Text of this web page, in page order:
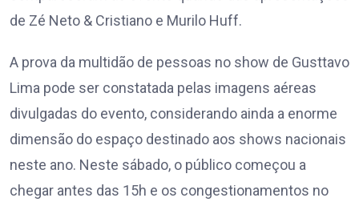
de Zé Neto & Cristiano e Murilo Huff.
A prova da multidão de pessoas no show de Gusttavo
Lima pode ser constatada pelas imagens aéreas
divulgadas do evento, considerando ainda a enorme
dimensão do espaço destinado aos shows nacionais
neste ano. Neste sábado, o público começou a
chegar antes das 15h e os congestionamentos no